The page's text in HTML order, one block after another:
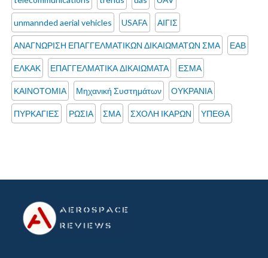
unmannded aerial vehicles USAFA ΑΙΓΙΣ
ΑΝΑΓΝΩΡΙΣΗ ΕΠΑΓΓΕΛΜΑΤΙΚΩΝ ΔΙΚΑΙΩΜΑΤΩΝ ΣΜΑ ΕΑΒ
ΕΛΚΑΚ ΕΠΑΓΓΕΛΜΑΤΙΚΑ ΔΙΚΑΙΩΜΑΤΑ ΕΣΜΑ
ΚΑΙΝΟΤΟΜΙΑ Μηχανική Συστημάτων ΟΥΚΡΑΝΙΑ
ΠΥΡΚΑΓΙΕΣ ΡΩΣΙΑ ΣΜΑ ΣΧΟΛΗ ΙΚΑΡΩΝ ΥΠΕΘΑ